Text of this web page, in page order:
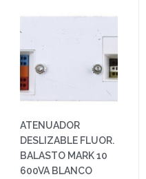
ATENUADOR
DESLIZABLE FLUOR.
BALASTO MARK 10
600VA BLANCO